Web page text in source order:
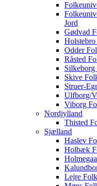
Jord
Gødvad
Odder
Råsted
Silkeborg
Skive
Struer-
Ulfborg/
Viborg
Nordjylland
Thisted
Sjælland
Haslev
Holbæk
Lejre